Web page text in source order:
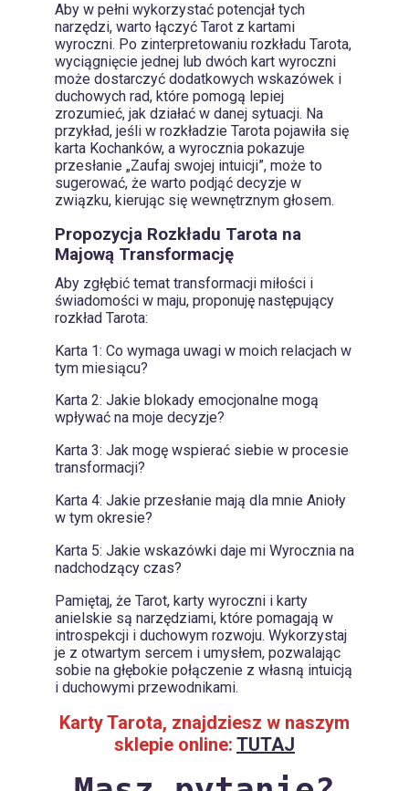
Aby w pełni wykorzystać potencjał tych
narzędzi, warto łączyć Tarot z kartami
wyroczni. Po zinterpretowaniu rozkładu Tarota,
wyciągnięcie jednej lub dwóch kart wyroczni
może dostarczyć dodatkowych wskazówek i
duchowych rad, które pomogą lepiej
zrozumieć, jak działać w danej sytuacji. Na
przykład, jeśli w rozkładzie Tarota pojawiła się
karta Kochanków, a wyrocznia pokazuje
przesłanie „Zaufaj swojej intuicji”, może to
sugerować, że warto podjąć decyzje w
związku, kierując się wewnętrznym głosem.
Propozycja Rozkładu Tarota na
Majową Transformację
Aby zgłębić temat transformacji miłości i
świadomości w maju, proponuję następujący
rozkład Tarota:
Karta 1: Co wymaga uwagi w moich relacjach w
tym miesiącu?
Karta 2: Jakie blokady emocjonalne mogą
wpływać na moje decyzje?
Karta 3: Jak mogę wspierać siebie w procesie
transformacji?
Karta 4: Jakie przesłanie mają dla mnie Anioły
w tym okresie?
Karta 5: Jakie wskazówki daje mi Wyrocznia na
nadchodzący czas?
Pamiętaj, że Tarot, karty wyroczni i karty
anielskie są narzędziami, które pomagają w
introspekcji i duchowym rozwoju. Wykorzystaj
je z otwartym sercem i umysłem, pozwalając
sobie na głębokie połączenie z własną intuicją
i duchowymi przewodnikami.
Karty Tarota, znajdziesz w naszym
sklepie online: TUTAJ